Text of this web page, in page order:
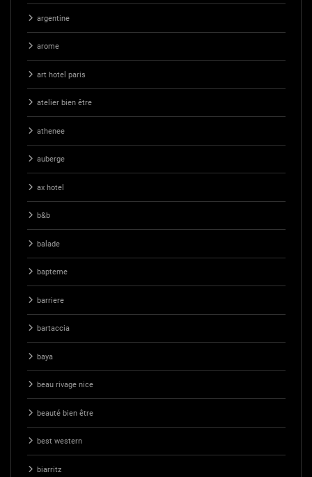
argentine
arome
art hotel paris
atelier bien être
athenee
auberge
ax hotel
b&b
balade
bapteme
barriere
bartaccia
baya
beau rivage nice
beauté bien être
best western
biarritz